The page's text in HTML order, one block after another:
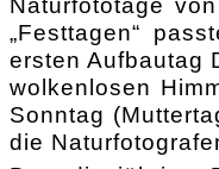
„Festtagen“
ersten Aufbautag
wolkenlosen
Sonntag
die